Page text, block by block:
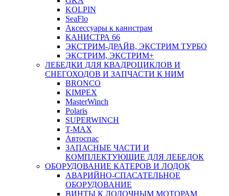
KOLPIN
SeaFlo
Аксессуары к канистрам
КАНИСТРА 66
ЭКСТРИМ-ДРАЙВ, ЭКСТРИМ ТУРБО
ЭКСТРИМ, ЭКСТРИМ+
ЛЕБЕДКИ ДЛЯ КВАДРОЦИКЛОВ И
СНЕГОХОДОВ И ЗАПЧАСТИ К НИМ
BRONCO
KIMPEX
MasterWinch
Polaris
SUPERWINCH
T-MAX
Автоспас
ЗАПАСНЫЕ ЧАСТИ И
КОМПЛЕКТУЮЩИЕ ДЛЯ ЛЕБЕДОК
ОБОРУДОВАНИЕ КАТЕРОВ И ЛОДОК
АВАРИЙНО-СПАСАТЕЛЬНОЕ
ОБОРУДОВАНИЕ
ВИНТЫ К ЛОДОЧНЫМ МОТОРАМ